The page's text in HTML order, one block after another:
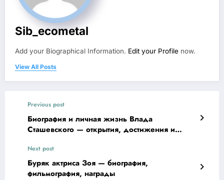
Sib_ecometal
Add your Biographical Information. Edit your Profile now.
View All Posts
Previous post
Биография и личная жизнь Влада
Сташевского — открытия, достижения и
Next post
Буряк актриса Зоя — биография,
фильмография, награды